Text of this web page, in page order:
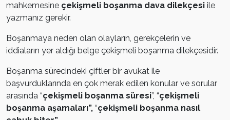
mahkemesine çekişmeli boşanma dava dilekçesi ile
yazmanız gerekir.
Boşanmaya neden olan olayların, gerekçelerin ve
iddiaların yer aldığı belge çekişmeli boşanma dilekçesidir.
Boşanma sürecindeki çiftler bir avukat ile
başvurduklarında en çok merak edilen konular ve sorular
arasında “çekişmeli boşanma süresi”, “çekişmeli
boşanma aşamaları”, “çekişmeli boşanma nasıl